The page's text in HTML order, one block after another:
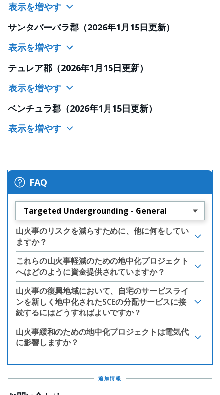
表示を増やす
サンタバーバラ郡（2026年1月15日更新）
表示を増やす
テュレア郡（2026年1月15日更新）
表示を増やす
ベンチュラ郡（2026年1月15日更新）
表示を増やす
FAQ
Targeted Undergrounding - General
山火事のリスクを減らすために、他に何をしてい
ますか？
これらの山火事軽減のための地中化プロジェクト
へはどのように資金提供されていますか？
山火事の復興地域において、自宅のサービスライ
ンを新しく地中化されたSCEの分配サービスに接
続するにはどうすればよいですか？
山火事緩和のための地中化プロジェクトは電気代
に影響しますか？
追加情報